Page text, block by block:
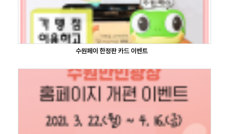
수원페이 한정판 카드 이벤트